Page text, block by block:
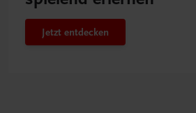
Jetzt entdecken